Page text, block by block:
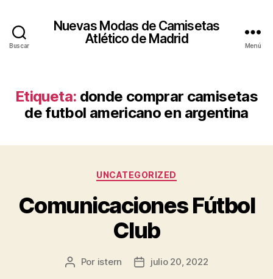
Buscar
Nuevas Modas de Camisetas
Atlético de Madrid
Menú
Etiqueta: donde comprar camisetas
de futbol americano en argentina
Categorías
UNCATEGORIZED
Comunicaciones Fútbol
Club
Autor
Por istern
Fechajulio 20, 2022